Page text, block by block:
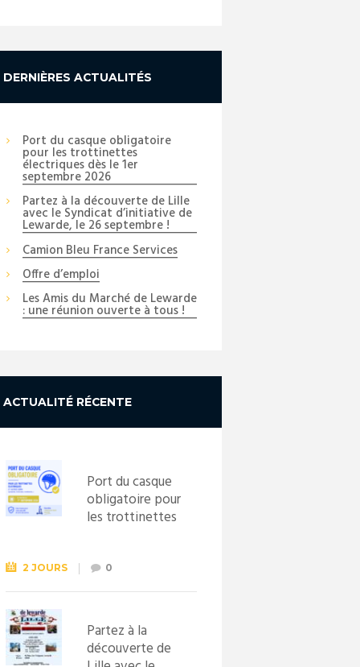
Next item
DERNIÈRES ACTUALITÉS
Port du casque obligatoire
pour les trottinettes
électriques dès le 1er
septembre 2026
Partez à la découverte de Lille
avec le Syndicat d’initiative de
Lewarde, le 26 septembre !
Camion Bleu France Services
Offre d’emploi
Les Amis du Marché de Lewarde
: une réunion ouverte à tous !
ACTUALITÉ RÉCENTE
Port du casque
obligatoire pour
les trottinettes
septembre
2026
2 JOURS 0
Partez à la
découverte de